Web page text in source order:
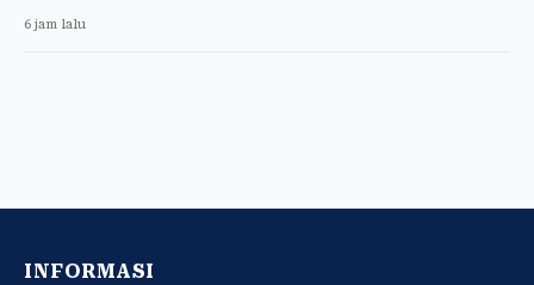
6 jam lalu
INFORMASI